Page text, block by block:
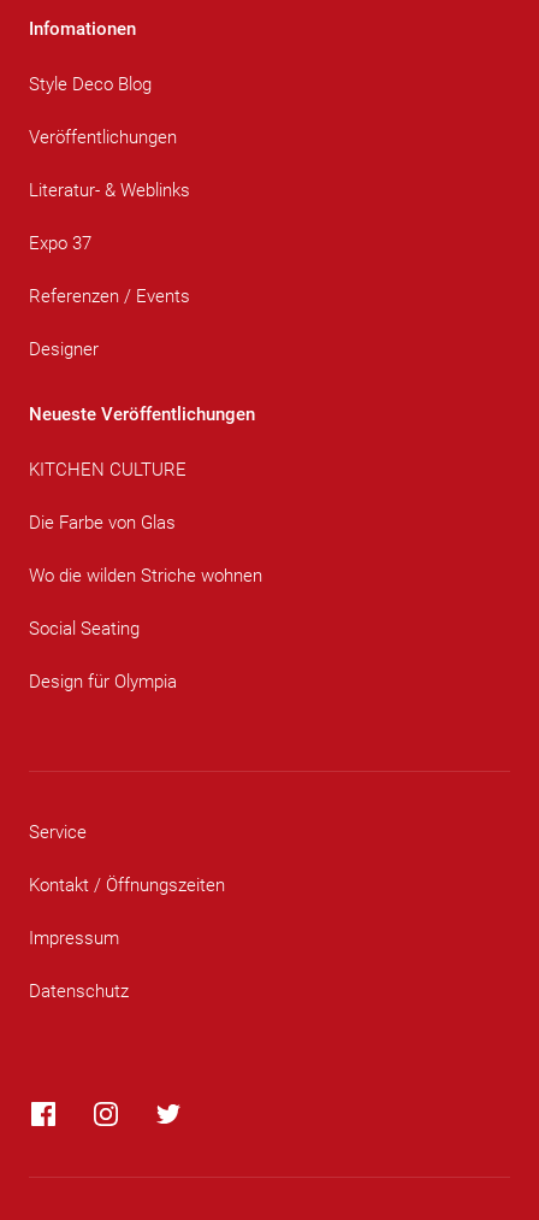
Infomationen
Style Deco Blog
Veröffentlichungen
Literatur- & Weblinks
Expo 37
Referenzen / Events
Designer
Neueste Veröffentlichungen
KITCHEN CULTURE
Die Farbe von Glas
Wo die wilden Striche wohnen
Social Seating
Design für Olympia
Service
Kontakt / Öffnungszeiten
Impressum
Datenschutz
FacebookInstagramTwitter